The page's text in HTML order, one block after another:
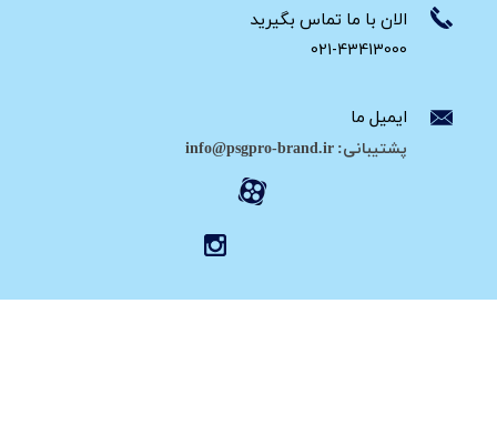
الان با ما تماس بگیرید
ایمیل ما
021-43413000
پشتیبانی: info@psgpro-brand.ir